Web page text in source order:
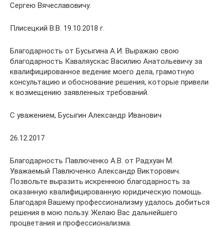
Сергею Вячеславовичу.
Плисецкий В.В. 19.10.2018 г.
Благодарность от Бусыгина А.И. Выражаю свою
благодарность Каваляускас Василию Анатольевичу за
квалифицированное ведение моего дела, грамотную
консультацию и обоснование решения, которые привели
к возмещению заявленных требований.
С уважением, Бусыгин Александр Иванович
26.12.2017
Благодарность Павлюченко А.В. от Радхуан М.
Уважаемый Павлюченко Александр Викторович.
Позвольте выразить искреннюю благодарность за
оказанную квалифицированную юридическую помощь.
Благодаря Вашему профессионализму удалось добиться
решения в мою пользу. Желаю Вас дальнейшего
процветания и профессионализма.